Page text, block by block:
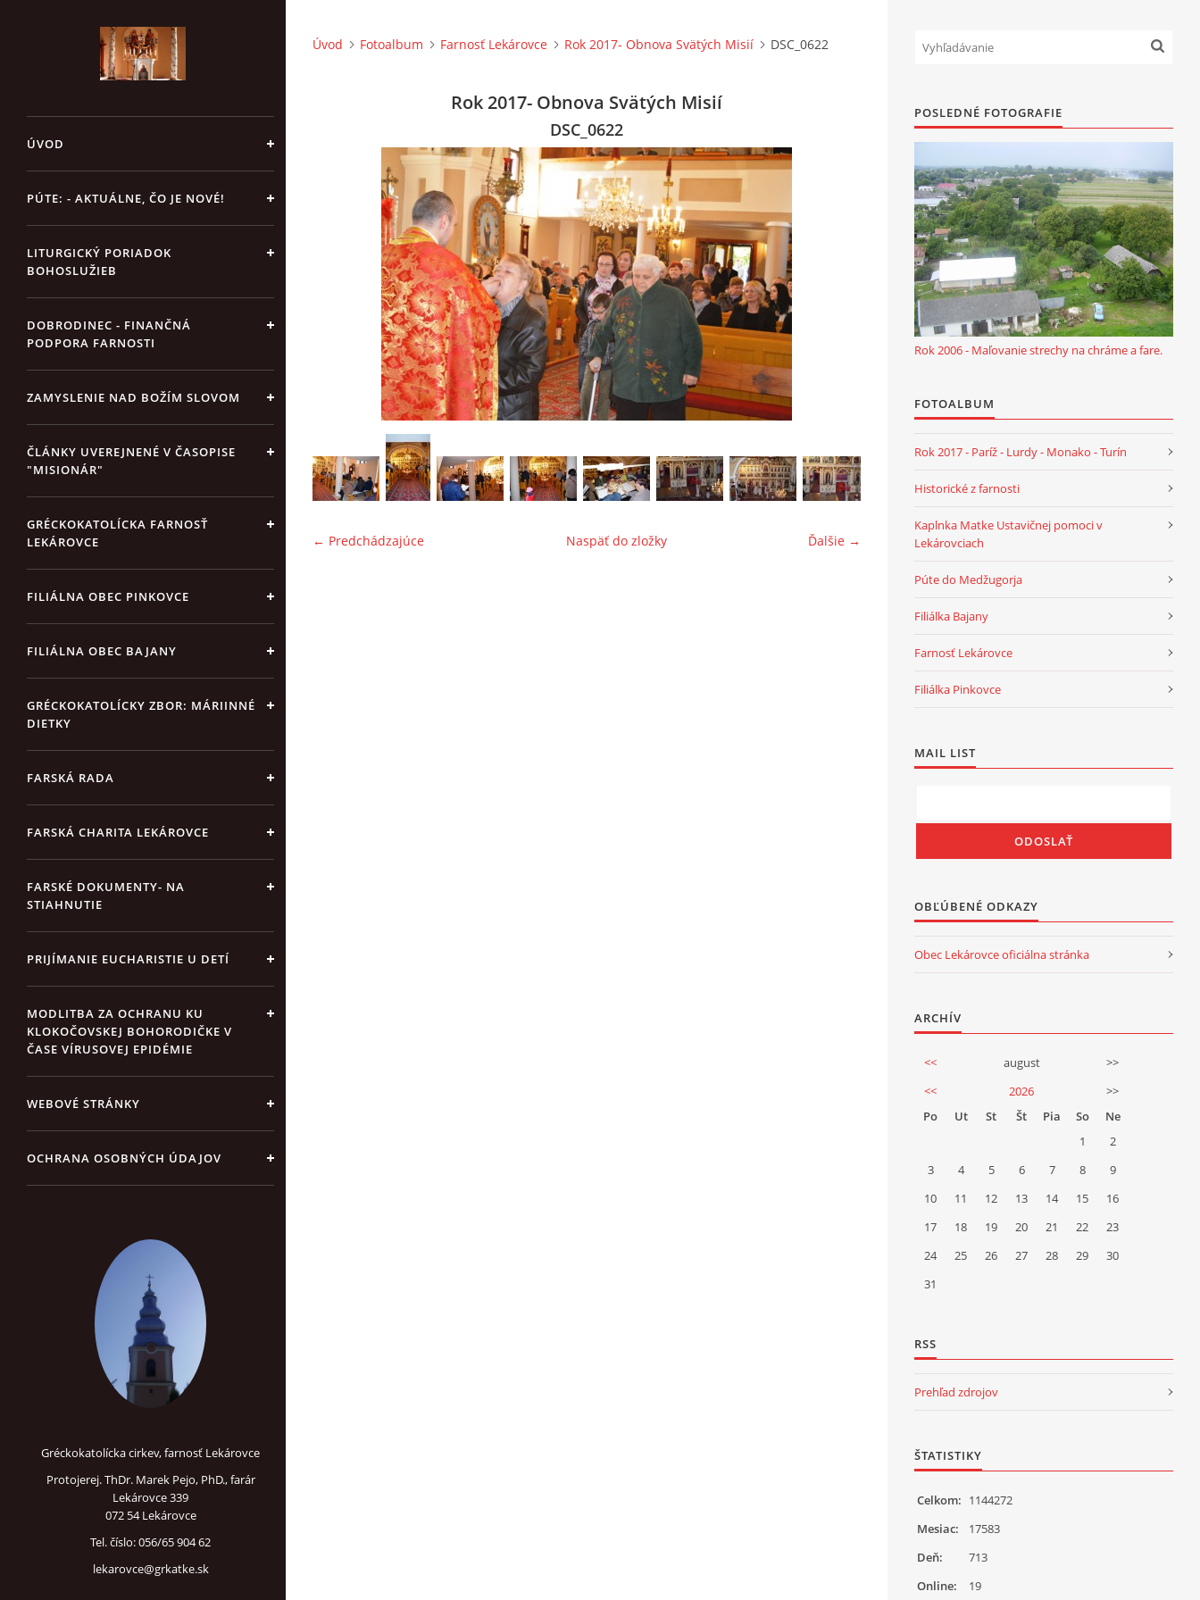
ÚVOD
PÚTE: - AKTUÁLNE, ČO JE NOVÉ!
LITURGICKÝ PORIADOK
BOHOSLUŽIEB
DOBRODINEC - FINANČNÁ
PODPORA FARNOSTI
ZAMYSLENIE NAD BOŽÍM SLOVOM
ČLÁNKY UVEREJNENÉ V ČASOPISE
"MISIONÁR"
GRÉCKOKATOLÍCKA FARNOSŤ
LEKÁROVCE
FILIÁLNA OBEC PINKOVCE
FILIÁLNA OBEC BAJANY
GRÉCKOKATOLÍCKY ZBOR: MÁRIINNÉ
DIETKY
FARSKÁ RADA
FARSKÁ CHARITA LEKÁROVCE
FARSKÉ DOKUMENTY- NA
STIAHNUTIE
PRIJÍMANIE EUCHARISTIE U DETÍ
MODLITBA ZA OCHRANU KU
KLOKOČOVSKEJ BOHORODIČKE V
ČASE VÍRUSOVEJ EPIDÉMIE
WEBOVÉ STRÁNKY
OCHRANA OSOBNÝCH ÚDAJOV
Gréckokatolícka cirkev, farnosť Lekárovce
Protojerej. ThDr. Marek Pejo, PhD., farár
Lekárovce 339
072 54 Lekárovce
Tel. číslo: 056/65 904 62
lekarovce@grkatke.sk
Úvod Fotoalbum Farnosť Lekárovce Rok 2017- Obnova Svätých Misií DSC_0622
Rok 2017- Obnova Svätých Misií
DSC_0622
← Predchádzajúce Ďalšie →
Naspäť do zložky
POSLEDNÉ FOTOGRAFIE
Rok 2006 - Maľovanie strechy na chráme a fare.
FOTOALBUM
Rok 2017 - Paríž - Lurdy - Monako - Turín
Historické z farnosti
Kaplnka Matke Ustavičnej pomoci v
Lekárovciach
Púte do Medžugorja
Filiálka Bajany
Farnosť Lekárovce
Filiálka Pinkovce
MAIL LIST
OBĽÚBENÉ ODKAZY
Obec Lekárovce oficiálna stránka
ARCHÍV
<< august
>>
<<
2026
>>
Po
Ut St Št Pia So
Ne
1
2
3
4 5 6 7 8
9
10
11 12 13 14 15
16
17
18 19 20 21 22
23
24
25 26 27 28 29
30
31
RSS
Prehľad zdrojov
ŠTATISTIKY
Online: 19
Celkom: 1144272
Mesiac:
17583
Deň:
713